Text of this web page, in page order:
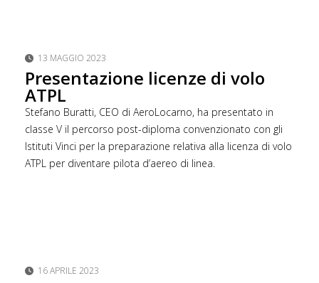
13 MAGGIO 2023
Presentazione licenze di volo
ATPL
Stefano Buratti, CEO di AeroLocarno, ha presentato in
classe V il percorso post-diploma convenzionato con gli
Istituti Vinci per la preparazione relativa alla licenza di volo
ATPL per diventare pilota d’aereo di linea.
16 APRILE 2023